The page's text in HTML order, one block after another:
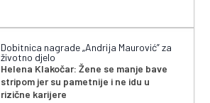
Dobitnica nagrade „Andrija Maurović” za
životno djelo
Helena Klakočar: Žene se manje bave
stripom jer su pametnije i ne idu u
rizične karijere